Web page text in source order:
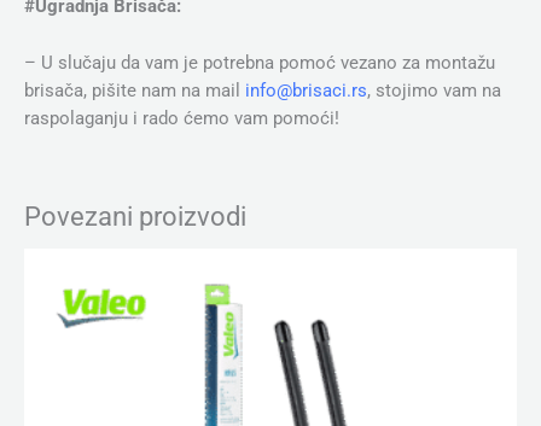
#Ugradnja Brisača:
– U slučaju da vam je potrebna pomoć vezano za montažu
brisača, pišite nam na mail info@brisaci.rs, stojimo vam na
raspolaganju i rado ćemo vam pomoći!
Povezani proizvodi